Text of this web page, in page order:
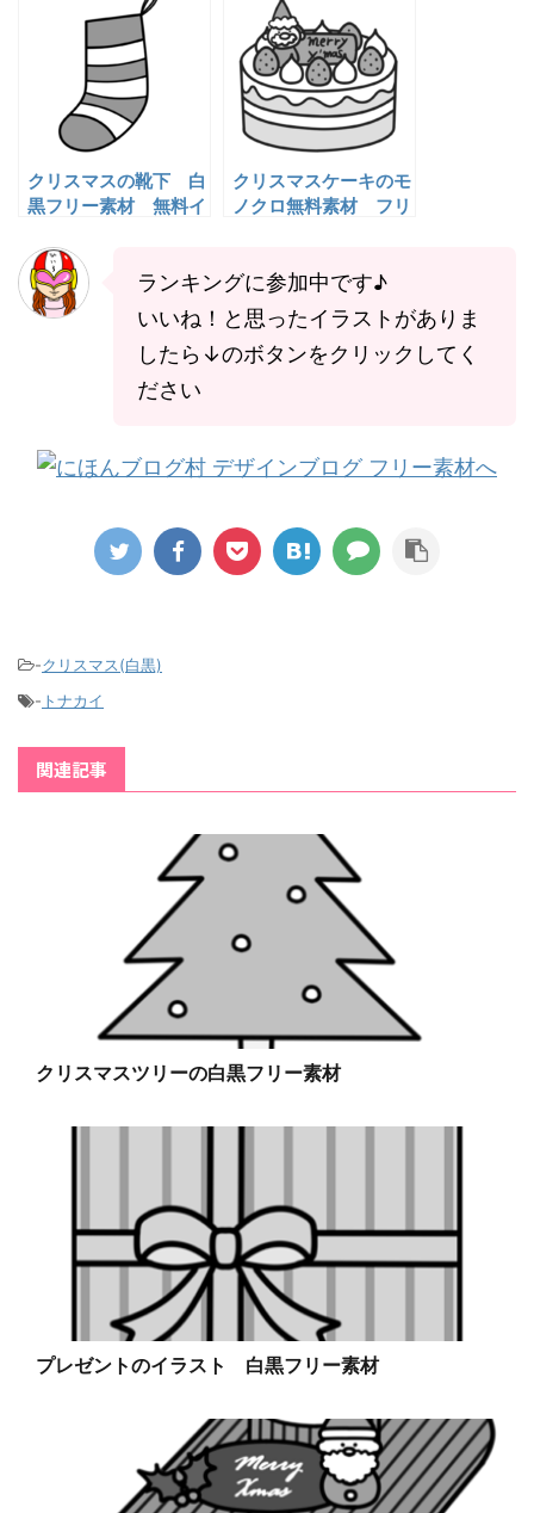
クリスマスの靴下 白
黒フリー素材 無料イ
クリスマスケーキのモ
ノクロ無料素材 フリ
ランキングに参加中です♪
いいね！と思ったイラストがありま
したら↓のボタンをクリックしてく
ださい
-クリスマス(白黒)
- トナカイ
関連記事
クリスマスツリーの白黒フリー素材
プレゼントのイラスト 白黒フリー素材